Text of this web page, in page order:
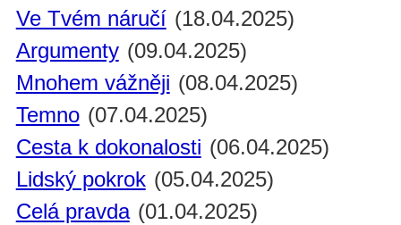
Ve Tvém náručí (18.04.2025)
Argumenty (09.04.2025)
Mnohem vážněji (08.04.2025)
Temno (07.04.2025)
Cesta k dokonalosti (06.04.2025)
Lidský pokrok (05.04.2025)
Celá pravda (01.04.2025)